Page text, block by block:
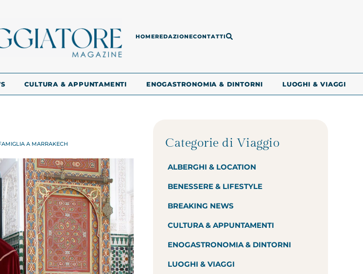
HOMEREDAZIONECONTATTI
CULTURA & APPUNTAMENTI ENOGASTRONOMIA & DINTORNI LUOGHI & VIAGGI
A MARRAKECH Categorie di Viaggio
ALBERGHI & LOCATION
BENESSERE & LIFESTYLE
BREAKING NEWS
CULTURA & APPUNTAMENTI
ENOGASTRONOMIA & DINTORNI
LUOGHI & VIAGGI